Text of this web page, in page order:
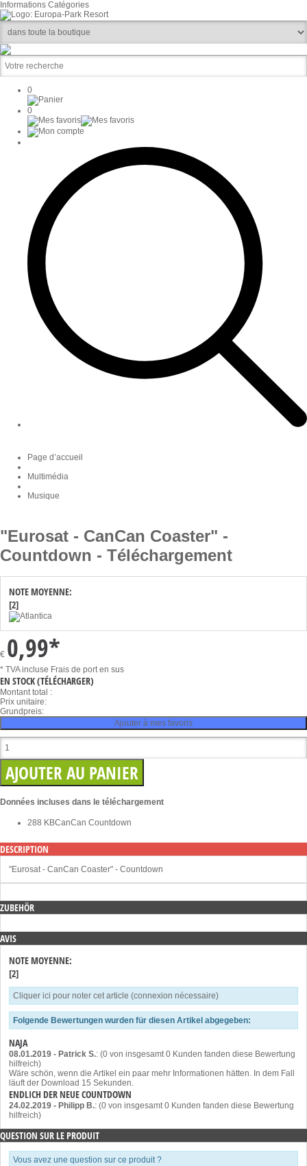
Informations Catégories
0
0
Page d’accueil
Multimédia
Musique
"Eurosat - CanCan Coaster" -
Countdown - Téléchargement
NOTE MOYENNE:
[2]
€ 0,99*
* TVA incluse Frais de port en sus
EN STOCK(TÉLÉCHARGER)
Montant total :
Prix unitaire:
Grundpreis:
Ajouter à mes favoris
Données incluses dans le téléchargement
288 KBCanCan Countdown
DESCRIPTION
"Eurosat - CanCan Coaster" - Countdown
ZUBEHÖR
AVIS
NOTE MOYENNE:
[2]
Cliquer ici pour noter cet article (connexion nécessaire)
Folgende Bewertungen wurden für diesen Artikel abgegeben:
NAJA
08.01.2019 - Patrick S.: (0 von insgesamt 0 Kunden fanden diese Bewertung
hilfreich)
Wäre schön, wenn die Artikel ein paar mehr Informationen hätten. In dem Fall
läuft der Download 15 Sekunden.
ENDLICH DER NEUE COUNTDOWN
24.02.2019 - Philipp B.: (0 von insgesamt 0 Kunden fanden diese Bewertung
hilfreich)
QUESTION SUR LE PRODUIT
Vous avez une question sur ce produit ?